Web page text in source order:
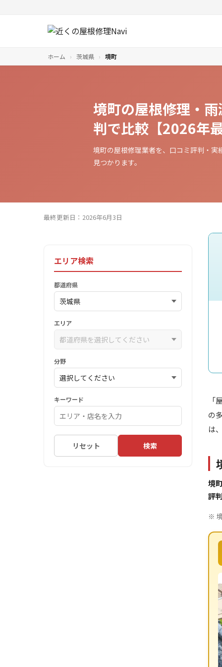
ホーム › 茨城県 › 境町
境町の屋根修理・
判で比較【2026年
境町の屋根修理業者を、口コミ評判・
見つかります。
最終更新日：2026年6月3日
の
は
境
評
※
エリア検索
都道府県
エリア
分野
キーワード
リセット 検索